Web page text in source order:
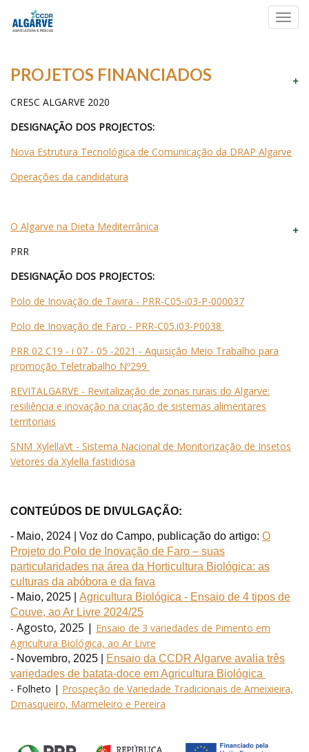
PROJETOS FINANCIADOS
CRESC ALGARVE 2020
DESIGNAÇÃO DOS PROJECTOS:
Nova Estrutura Tecnológica de Comunicação da DRAP Algarve
Operações da candidatura
O Algarve na Dieta Mediterrânica
PRR
DESIGNAÇÃO DOS PROJECTOS:
Polo de Inovação de Tavira - PRR-C05-i03-P-000037
Polo de Inovação de Faro - PRR-C05.i03-P0038
PRR 02 C19 - i 07 - 05 -2021 - Aquisição Meio Trabalho para
promoção Teletrabalho Nº299
REVITALGARVE - Revitalização de zonas rurais do Algarve:
resiliência e inovação na criação de sistemas alimentares
territoriais
SNM_XylellaVt - Sistema Nacional de Monitorização de Insetos
Vetores da Xylella fastidiosa
CONTEÚDOS DE DIVULGAÇÃO:
- Maio, 2024 | Voz do Campo, publicação do artigo: O
Projeto do Polo de Inovação de Faro – suas
particularidades na área da Horticultura Biológica: as
culturas da abóbora e da fava
- Maio, 2025 | Agricultura Biológica - Ensaio de 4 tipos de
Couve, ao Ar Livre 2024/25
- Agosto, 2025 | Ensaio de 3 variedades de Pimento em
Agricultura Biológica, ao Ar Livre
- Novembro, 2025 |
Ensaio da CCDR Algarve avalia três
variedades de batata-doce em Agricultura Biológica
- Folheto | Prospeção de Variedade Tradicionais de Ameixieira,
Dmasqueiro, Marmeleiro e Pereira